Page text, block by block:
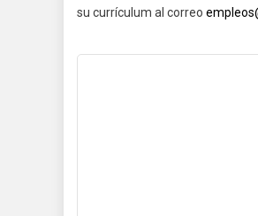
su currículum al correo